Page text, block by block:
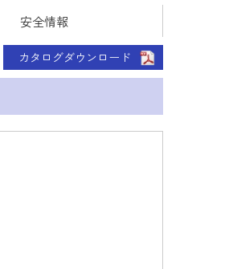
安全情報
カタログダウンロード